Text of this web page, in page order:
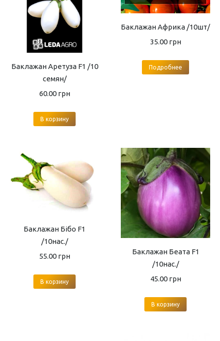
Баклажан Аретуза F1 /10
семян/
60.00 грн
В корзину
Баклажан Африка /10шт/
35.00 грн
Подробнее
Баклажан Бібо F1
/10нас./
55.00 грн
В корзину
Баклажан Беата F1
/10нас./
45.00 грн
В корзину